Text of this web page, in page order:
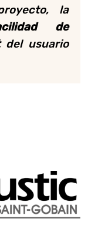
la
de
del usuario